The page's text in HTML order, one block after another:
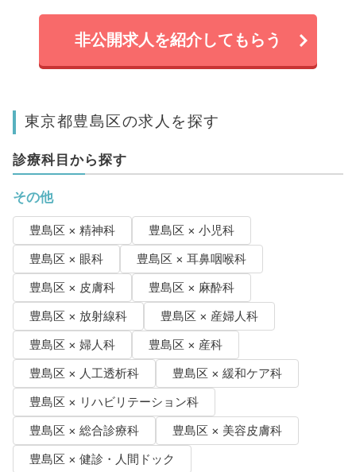
非公開求人を紹介してもらう
東京都豊島区の求人を探す
診療科目から探す
その他
豊島区 × 精神科
豊島区 × 小児科
豊島区 × 眼科
豊島区 × 耳鼻咽喉科
豊島区 × 皮膚科
豊島区 × 麻酔科
豊島区 × 放射線科
豊島区 × 産婦人科
豊島区 × 婦人科
豊島区 × 産科
豊島区 × 人工透析科
豊島区 × 緩和ケア科
豊島区 × リハビリテーション科
豊島区 × 総合診療科
豊島区 × 美容皮膚科
豊島区 × 健診・人間ドック